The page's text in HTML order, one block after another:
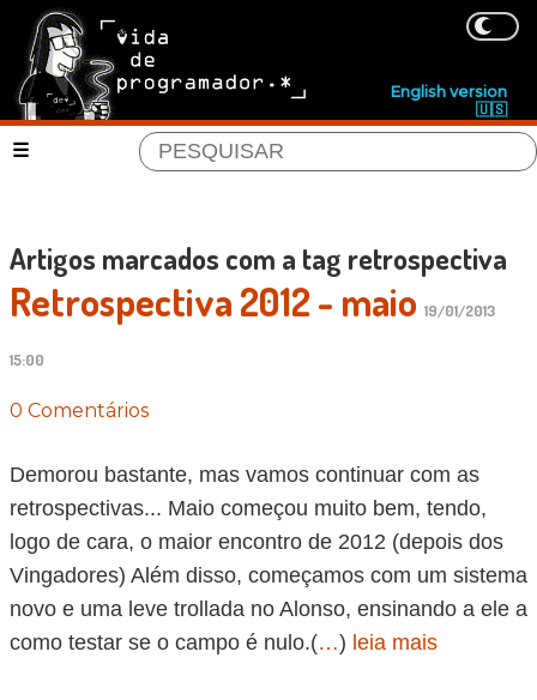
English version
🇺🇸
Artigos marcados com a tag retrospectiva
Retrospectiva 2012 - maio 19/01/2013
15:00
0 Comentários
Demorou bastante, mas vamos continuar com as
retrospectivas... Maio começou muito bem, tendo,
logo de cara, o maior encontro de 2012 (depois dos
Vingadores) Além disso, começamos com um sistema
novo e uma leve trollada no Alonso, ensinando a ele a
como testar se o campo é nulo.(…) leia mais